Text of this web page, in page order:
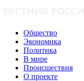
Общество
Экономика
Политика
В мире
Происшествия
О проекте